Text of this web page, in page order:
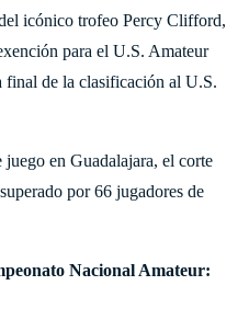
icónico trofeo Percy Clifford,
para el U.S. Amateur
final de la clasificación al U.S.
en Guadalajara, el corte
por 66 jugadores de
Nacional Amateur: